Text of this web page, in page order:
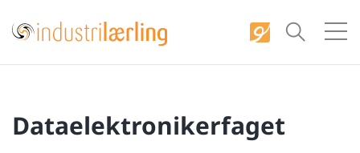
Dataelektronikerfaget